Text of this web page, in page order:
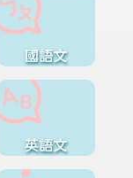
國語文
英語文